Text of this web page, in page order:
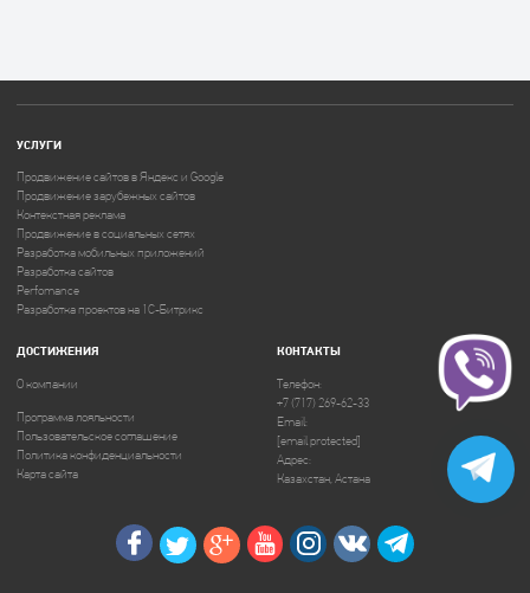
УСЛУГИ
Продвижение сайтов в Яндекс и Google
Продвижение зарубежных сайтов
Контекстная реклама
Продвижение в социальных сетях
Разработка мобильных приложений
Разработка сайтов
Perfomance
Разработка проектов на 1C-Битрикс
ДОСТИЖЕНИЯ
О компании
Программа лояльности
Пользовательское соглашение
Политика конфиденциальности
Карта сайта
КОНТАКТЫ
Телефон:
+7 (717) 269-62-33
Email:
[email protected]
Адрес:
Казахстан, Астана